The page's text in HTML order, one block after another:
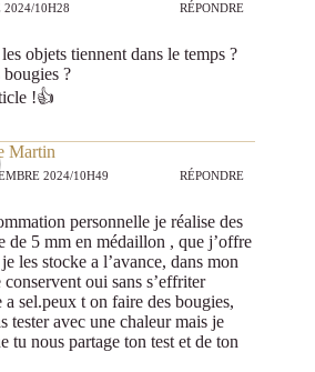
2024/10H28 RÉPONDRE
objets tiennent dans le temps ?
?
!👍
Martin
2024/10H49 RÉPONDRE
personnelle je réalise des
de 5 mm en médaillon , que j’offre
les stocke a l’avance, dans mon
conservent oui sans s’effriter
a sel.peux t on faire des bougies,
tester avec une chaleur mais je
tu nous partage ton test et de ton